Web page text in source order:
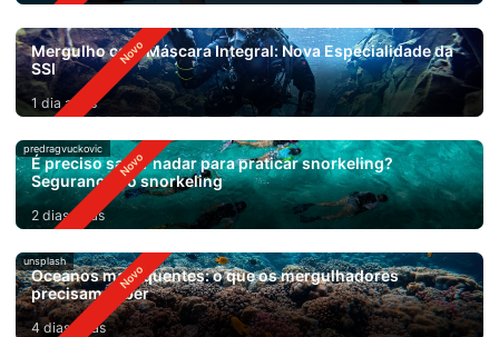
Mergulho com Máscara Integral: Nova Especialidade da
SSI
1 dia atrás
predragvuckovic
É preciso saber nadar para praticar snorkeling?
Segurança no snorkeling
2 dias atrás
unsplash
Oceanos mais quentes: o que os mergulhadores
precisam saber
4 dias atrás